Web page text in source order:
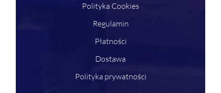
Polityka Cookies
Regulamin
Płatności
Dostawa
Polityka prywatności